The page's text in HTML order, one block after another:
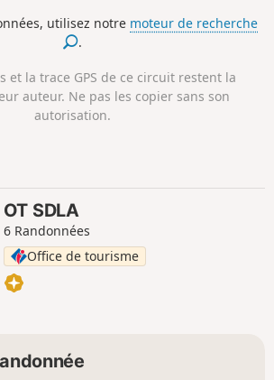
affluence en
météo favorable,
à un panorama hors
imprenable sur le
partie de cette
protéger des
utilisez notre moteur de recherche
.
et la trace GPS de ce circuit restent la
auteur. Ne pas les copier sans son
autorisation.
OT SDLA
6 Randonnées
Office de tourisme